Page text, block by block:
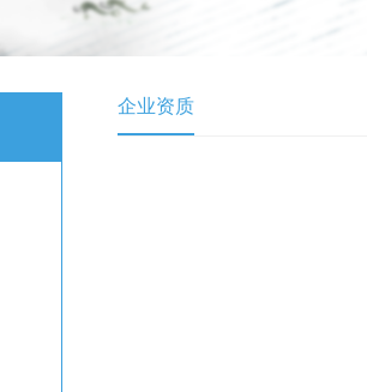
企业资质